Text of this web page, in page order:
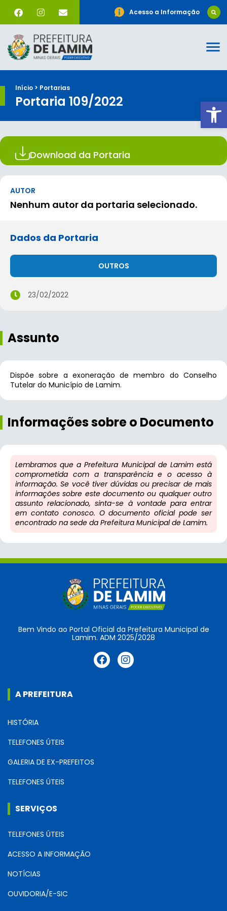
Acesso a Informação
Início > Portarias
Portaria 109/2022
Download da Portaria
AUTOR
Nenhum autor da portaria selecionado.
Dados da Portaria
OUTROS
23/02/2022
Assunto
Dispõe sobre a exoneração de membro do Conselho
Tutelar do Município de Lamim.
Informações sobre o Documento
Lembramos que a Prefeitura Municipal de Lamim está
comprometida com a transparência e o acesso à
informação. Se você tiver dúvidas ou precisar de mais
informações sobre este documento ou qualquer outro
assunto relacionado, sinta-se à vontade para entrar
em contato conosco. O documento oficial pode ser
encontrado na sede da Prefeitura Municipal de Lamim.
Bem Vindo ao Portal Oficial da Prefeitura Municipal de
Lamim. ADM 2025/2028
A PREFEITURA
HISTÓRIA
TELEFONES ÚTEIS
GALERIA DE EX-PREFEITOS
TELEFONES ÚTEIS
SERVIÇOS
TELEFONES ÚTEIS
ACESSO A INFORMAÇÃO
NOTÍCIAS
OUVIDORIA/E-SIC